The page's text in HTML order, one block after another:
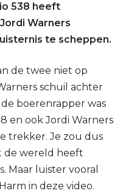
538 heeft
Warners
te scheppen.
de twee niet op
schuil achter
boerenrapper was
en ook Jordi Warners
trekker. Je zou dus
de wereld heeft
Maar luister vooral
in deze video.